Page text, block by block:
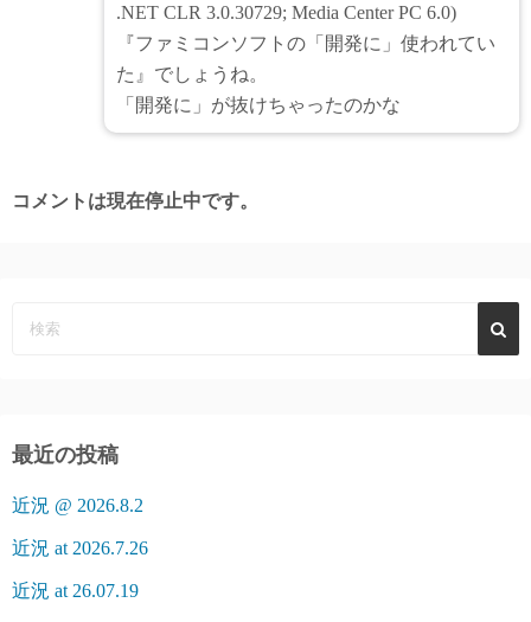
.NET CLR 3.0.30729; Media Center PC 6.0)
『ファミコンソフトの「開発に」使われてい
た』でしょうね。
「開発に」が抜けちゃったのかな
コメントは現在停止中です。
最近の投稿
近況 @ 2026.8.2
近況 at 2026.7.26
近況 at 26.07.19